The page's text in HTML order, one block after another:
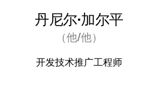
丹尼尔·加尔平
（他/他）
开发技术推广工程师